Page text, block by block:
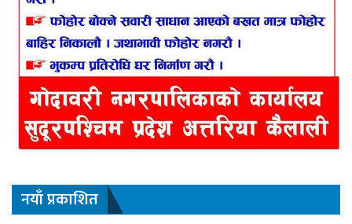
नयाँ प्रकाशित